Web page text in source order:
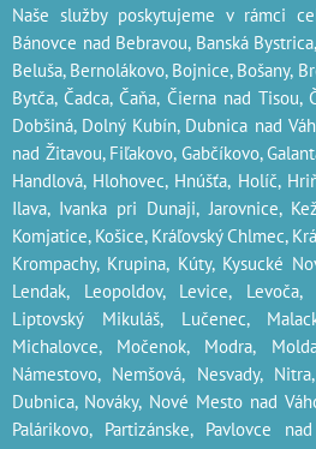
Naše služby poskytujeme v rámci
Bánovce nad Bebravou, Banská
Beluša, Bernolákovo, Bojnice, Bošany,
Bytča, Čadca, Čaňa, Čierna nad
Dobšiná, Dolný Kubín, Dubnica nad
nad Žitavou, Fiľakovo, Gabčíkovo,
Handlová, Hlohovec, Hnúšťa, Holíč,
Ilava, Ivanka pri Dunaji, Jarovnice,
Komjatice, Košice, Kráľovský Chlmec,
Krompachy, Krupina, Kúty, Kysucké
Lendak, Leopoldov, Levice,
Liptovský Mikuláš, Lučenec,
Michalovce, Močenok, Modra,
Námestovo, Nemšová, Nesvady,
Dubnica, Nováky, Nové Mesto nad
Palárikovo, Partizánske, Pavlovce